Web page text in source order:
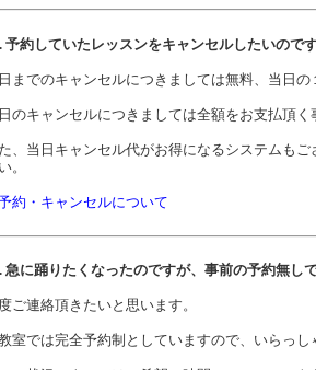
予約していたレッスンをキャンセルしたいので
までのキャンセルにつきましては無料、当日
のキャンセルにつきましては全額をお支払頂く
、当日キャンセル代がお得になるシステムも
。
約・キャンセルについて
急に踊りたくなったのですが、事前の予約無し
ご連絡頂きたいと思います。
室では完全予約制としていますので、いらっし